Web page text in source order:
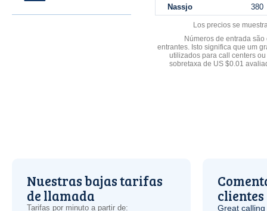
Nassjo 380
Los precios se
Números de entrada
entrantes. Isto significa que um
utilizados para call centers
sobretaxa de US $0.01
Nuestras bajas tarifas
de llamada
Tarifas por minuto a partir de:
clientes
Great